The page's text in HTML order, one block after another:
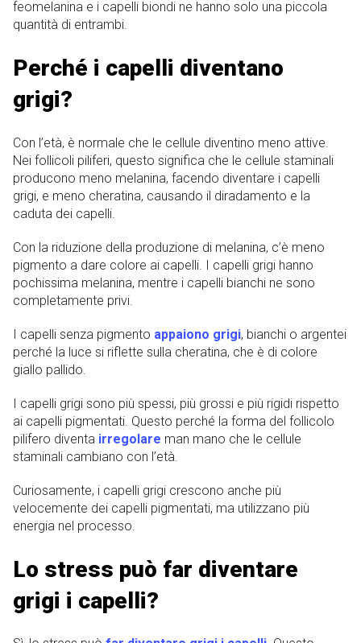
feomelanina e i capelli biondi ne hanno solo una piccola
quantità di entrambi.
Perché i capelli diventano
grigi?
Con l’età, è normale che le cellule diventino meno attive.
Nei follicoli piliferi, questo significa che le cellule staminali
producono meno melanina, facendo diventare i capelli
grigi, e meno cheratina, causando il diradamento e la
caduta dei capelli.
Con la riduzione della produzione di melanina, c’è meno
pigmento a dare colore ai capelli. I capelli grigi hanno
pochissima melanina, mentre i capelli bianchi ne sono
completamente privi.
I capelli senza pigmento appaiono grigi, bianchi o argentei
perché la luce si riflette sulla cheratina, che è di colore
giallo pallido.
I capelli grigi sono più spessi, più grossi e più rigidi rispetto
ai capelli pigmentati. Questo perché la forma del follicolo
pilifero diventa irregolare man mano che le cellule
staminali cambiano con l’età.
Curiosamente, i capelli grigi crescono anche più
velocemente dei capelli pigmentati, ma utilizzano più
energia nel processo.
Lo stress può far diventare
grigi i capelli?